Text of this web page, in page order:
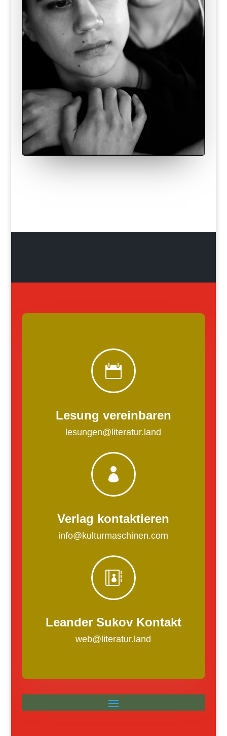

Lesung vereinbaren
lesungen@literatur.land

Verlag kontaktieren
info@kulturmaschinen.com

Leander Sukov Kontakt
web@literatur.land